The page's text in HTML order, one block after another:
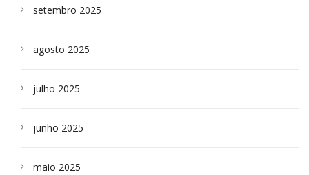
setembro 2025
agosto 2025
julho 2025
junho 2025
maio 2025